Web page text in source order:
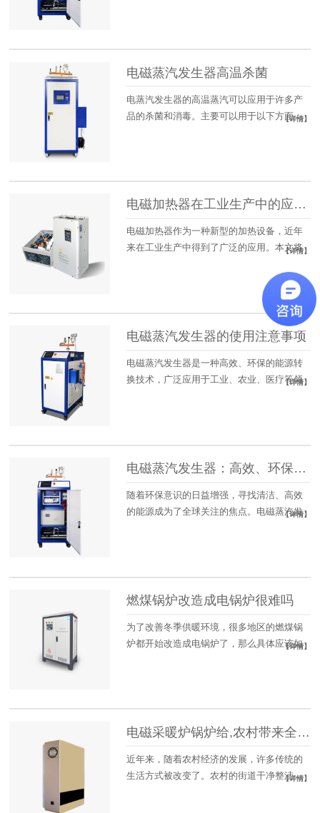
电磁蒸汽发生器高温杀菌
电蒸汽发生器的高温蒸汽可以应用于许多产
品的杀菌和消毒。主要可以用于以下方面：
【详情】
电磁加热器在工业生产中的应用及发展前景
电磁加热器作为一种新型的加热设备，近年
来在工业生产中得到了广泛的应用。本文将
【详情】
电磁蒸汽发生器的使用注意事项
电磁蒸汽发生器是一种高效、环保的能源转
换技术，广泛应用于工业、农业、医疗等领
【详情】
电磁蒸汽发生器：高效、环保的能源转换技术
随着环保意识的日益增强，寻找清洁、高效
的能源成为了全球关注的焦点。电磁蒸汽发
【详情】
燃煤锅炉改造成电锅炉很难吗
为了改善冬季供暖环境，很多地区的燃煤锅
炉都开始改造成电锅炉了，那么具体应该如
【详情】
电磁采暖炉锅炉给,农村带来全新的取暖体验
近年来，随着农村经济的发展，许多传统的
生活方式被改变了。农村的街道干净整洁，
【详情】